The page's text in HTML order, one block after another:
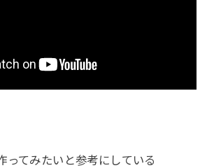
ってみたいと参考にしている